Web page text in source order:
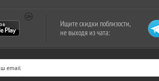
Ищите скидки поблизости,
не выходя из чата: